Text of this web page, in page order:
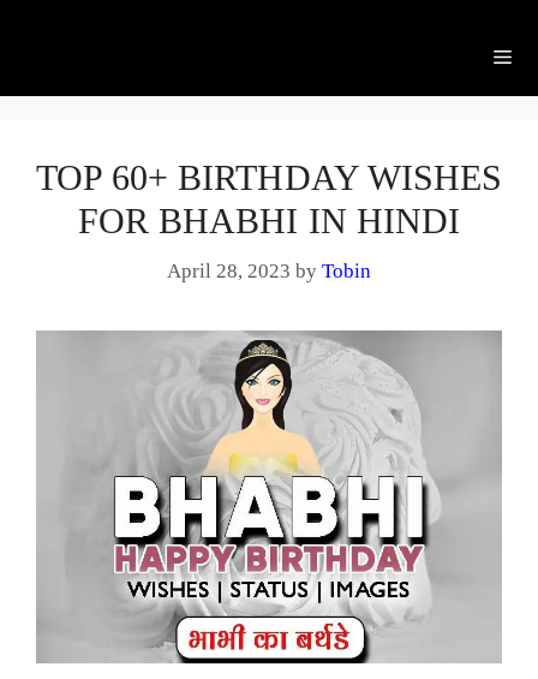
TOP 60+ BIRTHDAY WISHES
FOR BHABHI IN HINDI
April 28, 2023 byTobin